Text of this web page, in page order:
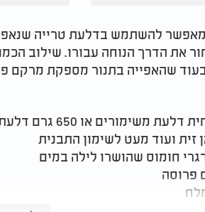
להשתמש בדלעת טרייה
את הדרך הנוחה עבורו. שילוב
שהאפייה בתנור מספקת מרקם
חומוס שהושרו לילה במים